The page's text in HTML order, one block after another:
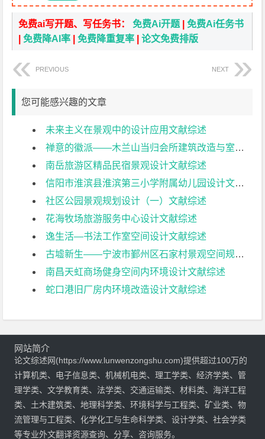
免费ai写开题、写任务书：免费Ai开题 |免费Ai任务书
|免费降AI率 |免费降重复率 |论文免费排版
PREVIOUS NEXT
您可能感兴趣的文章
未来主义在景观中的设计应用文献综述
禅意的徽派——木兰山当归会所建筑改造与室内设计（一）文献综述
南岳旅游区精品民宿景观设计文献综述
信阳市淮滨县淮滨第三小学附属幼儿园设计文献综述
社区公园景观规划设计（一）文献综述
花海牧场旅游服务中心设计文献综述
逸生活—书法工作室空间设计文献综述
古墟新生——宁波市鄞州区石家村景观空间规划设计文献综述
南昌天虹商场健身空间内环境设计文献综述
蛇口港旧厂房内环境改造设计文献综述
网站简介
论文综述网(https://www.lunwenzongshu.com)提供超过100万的
计算机类、电子信息类、机械机电类、理工学类、经济学类、管
理学类、文学教育类、法学类、交通运输类、材料类、海洋工程
类、土木建筑类、地理科学类、环境科学与工程类、矿业类、物
流管理与工程类、化学化工与生命科学类、设计学类、社会学类
等专业外文翻译资源查询、分享、咨询服务。